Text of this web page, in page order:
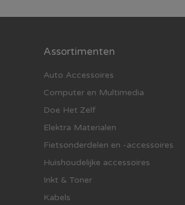
Assortimenten
Auto Accessoires
Computer en Multimedia
Doe Het Zelf
Elektra Materialen
Fietsonderdelen en -accessoires
Huishoudelijke accessoires
Inkt & Toner
Kabels